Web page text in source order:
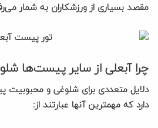
مقصد بسیاری از ورزشکاران به شمار
چرا آبعلی از سایر پیست‌ها
دلایل متعددی برای شلوغی و
دارد که مهمترین آنها عبارتند از: